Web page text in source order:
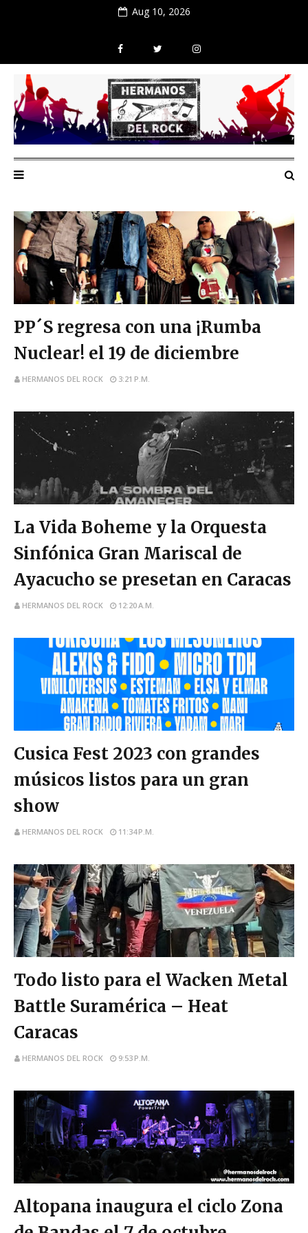
Aug 10, 2026
PP´S regresa con una ¡Rumba
Nuclear! el 19 de diciembre
HERMANOS DEL ROCK 3:21 P.M.
La Vida Boheme y la Orquesta
Sinfónica Gran Mariscal de
Ayacucho se presetan en Caracas
HERMANOS DEL ROCK 12:20 A.M.
Cusica Fest 2023 con grandes
músicos listos para un gran
show
HERMANOS DEL ROCK 11:34 P.M.
Todo listo para el Wacken Metal
Battle Suramérica – Heat
Caracas
HERMANOS DEL ROCK 9:53 P.M.
Altopana inaugura el ciclo Zona